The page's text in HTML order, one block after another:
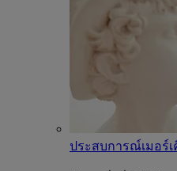
ประสบการณ์เมอร์เ